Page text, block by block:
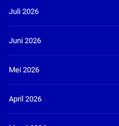
Juli 2026
Juni 2026
Mei 2026
April 2026